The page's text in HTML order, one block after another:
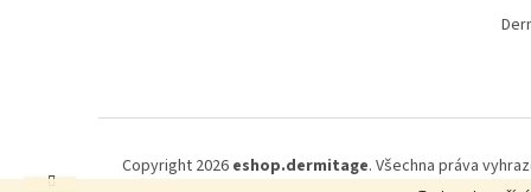
Copyright 2026 eshop.dermitage. Všechna práva